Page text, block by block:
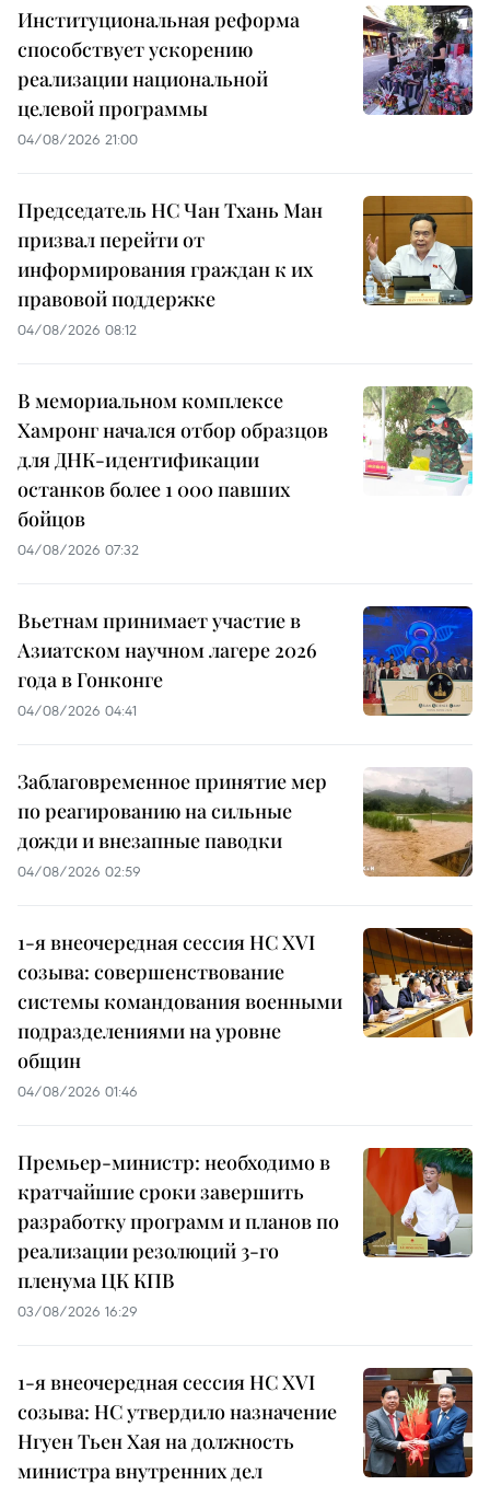
Институциональная реформа
способствует ускорению
реализации национальной
целевой программы
04/08/2026 21:00
Председатель НС Чан Тхань Ман
призвал перейти от
информирования граждан к их
правовой поддержке
04/08/2026 08:12
В мемориальном комплексе
Хамронг начался отбор образцов
для ДНК-идентификации
останков более 1 000 павших
бойцов
04/08/2026 07:32
Вьетнам принимает участие в
Азиатском научном лагере 2026
года в Гонконге
04/08/2026 04:41
Заблаговременное принятие мер
по реагированию на сильные
дожди и внезапные паводки
04/08/2026 02:59
1-я внеочередная сессия НС XVI
созыва: совершенствование
системы командования военными
подразделениями на уровне
общин
04/08/2026 01:46
Премьер-министр: необходимо в
кратчайшие сроки завершить
разработку программ и планов по
реализации резолюций 3-го
пленума ЦК КПВ
03/08/2026 16:29
1-я внеочередная сессия НС XVI
созыва: НС утвердило назначение
Нгуен Тьен Хая на должность
министра внутренних дел